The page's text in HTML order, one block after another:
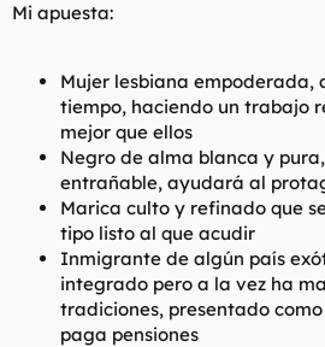
Mi apuesta:
Mujer lesbiana empoderada,
tiempo, haciendo un trabajo
mejor que ellos
Negro de alma blanca y
entrañable, ayudará al
Marica culto y refinado que
tipo listo al que acudir
Inmigrante de algún país
integrado pero a la vez ha
tradiciones, presentado
paga pensiones